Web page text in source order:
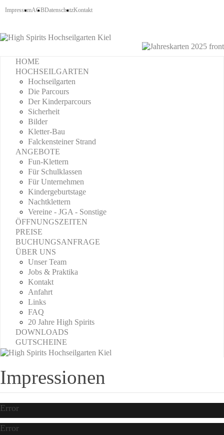
ImpressumAGBDatenschutzKontakt
HOME
HOCHSEILGARTEN
Hochseilgarten
Die Parcours
Der Kinderparcours
Sicherheit
Bilder
Kletter-Bau
Falckensteiner Strand
ANGEBOTE
Fun-Klettern
Für Schulklassen
Für Unternehmen
Kindergeburtstage
Nachtklettern
Vereine - JGA - Sonstige
ÖFFNUNGSZEITEN
PREISE
BUCHUNGSANFRAGE
ÜBER UNS
Unser Team
Jobs & Praktika
Kontakt
Anfahrt
Links
FAQ
20 Jahre High Spirits
DOWNLOADS
GUTSCHEINE
Impressionen
Error
Error